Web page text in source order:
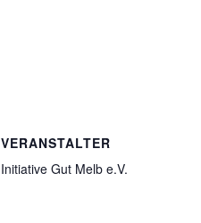
VERANSTALTER
Initiative Gut Melb e.V.